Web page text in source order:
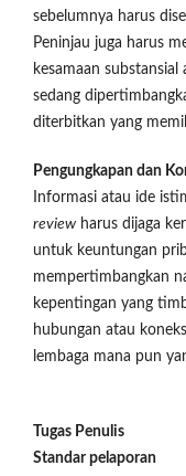
sebelumnya harus
Peninjau juga harus
kesamaan
sedang
diterbitkan yang
Pengungkapan dan
Informasi atau ide
reviewharus dijaga
untuk keuntungan
mempertimbangkan
kepentingan yang
hubungan atau
lembaga mana pun
Tugas Penulis
Standar pelaporan